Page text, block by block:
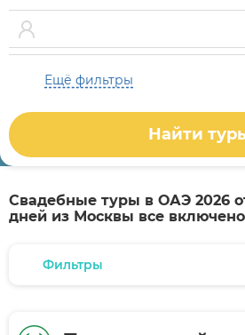
Ещё фильтры
Найти
Свадебные туры в ОАЭ 2026
дней из Москвы все включено
Фильтры